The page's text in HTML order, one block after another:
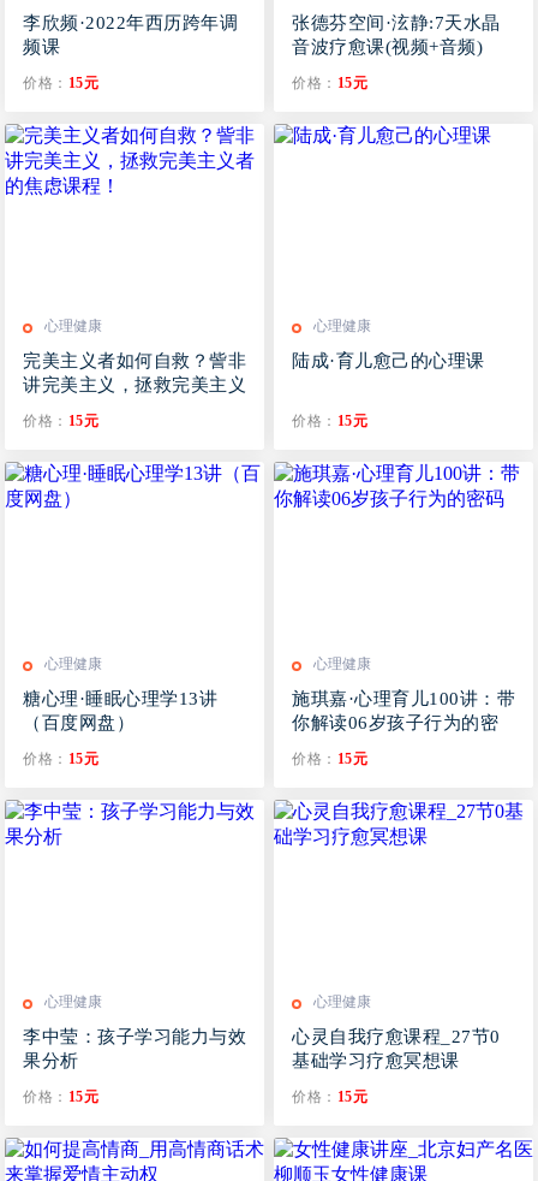
李欣频·2022年西历跨年调
频课
价格： 15元
张德芬空间·泫静:7天水晶
音波疗愈课(视频+音频)
价格： 15元
心理健康
完美主义者如何自救？訾非
讲完美主义，拯救完美主义
价格： 15元
心理健康
陆成·育儿愈己的心理课
价格： 15元
心理健康
糖心理·睡眠心理学13讲
（百度网盘）
价格： 15元
心理健康
施琪嘉·心理育儿100讲：带
你解读06岁孩子行为的密
价格： 15元
心理健康
李中莹：孩子学习能力与效
果分析
价格： 15元
心理健康
心灵自我疗愈课程_27节0
基础学习疗愈冥想课
价格： 15元